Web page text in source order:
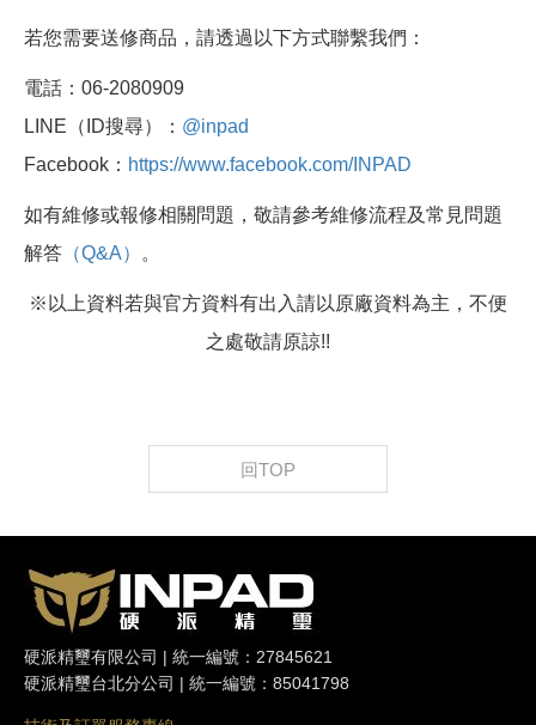
若您需要送修商品，請透過以下方式聯繫我們：
電話：06-2080909
LINE（ID搜尋）： @inpad
Facebook： https://www.facebook.com/INPAD
如有維修或報修相關問題，敬請參考維修流程及常見問題
解答 （Q&A） 。
※以上資料若與官方資料有出入請以原廠資料為主，不便
之處敬請原諒!!
回TOP
硬派精璽有限公司 | 統一編號：27845621
硬派精璽台北分公司 | 統一編號：85041798